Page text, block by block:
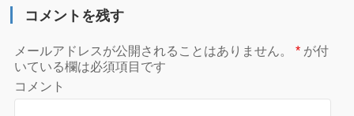
コメントを残す
メールアドレスが公開されることはありません。 * が付
いている欄は必須項目です
コメント